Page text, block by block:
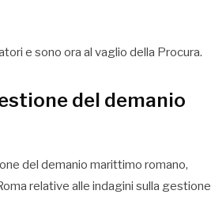
e sono ora al vaglio della Procura.
del demanio
del demanio marittimo romano,
relative alle indagini sulla gestione